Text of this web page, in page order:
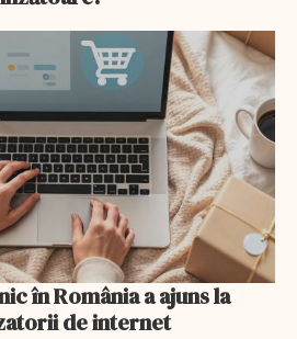
în România a ajuns la
de internet